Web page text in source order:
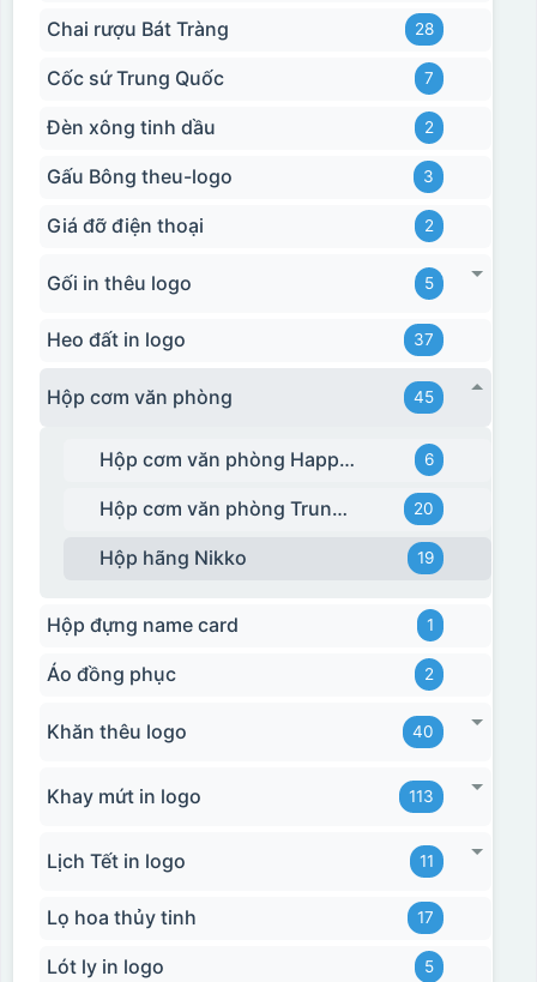
Chai rượu Bát Tràng 28
Cốc sứ Trung Quốc 7
Đèn xông tinh dầu 2
Gấu Bông theu-logo 3
Giá đỡ điện thoại 2
Gối in thêu logo 5
Heo đất in logo 37
Hộp cơm văn phòng 45
Hộp cơm văn phòng Happy Cook 6
Hộp cơm văn phòng Trung Quốc 20
Hộp hãng Nikko 19
Hộp đựng name card 1
Áo đồng phục 2
Khăn thêu logo 40
Khay mứt in logo 113
Lịch Tết in logo 11
Lọ hoa thủy tinh 17
Lót ly in logo 5